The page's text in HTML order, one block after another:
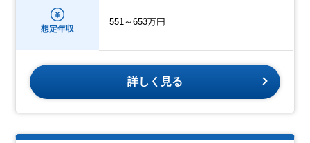
想定年収
551～653万円
詳しく見る